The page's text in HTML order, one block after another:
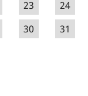
23
24
30
31